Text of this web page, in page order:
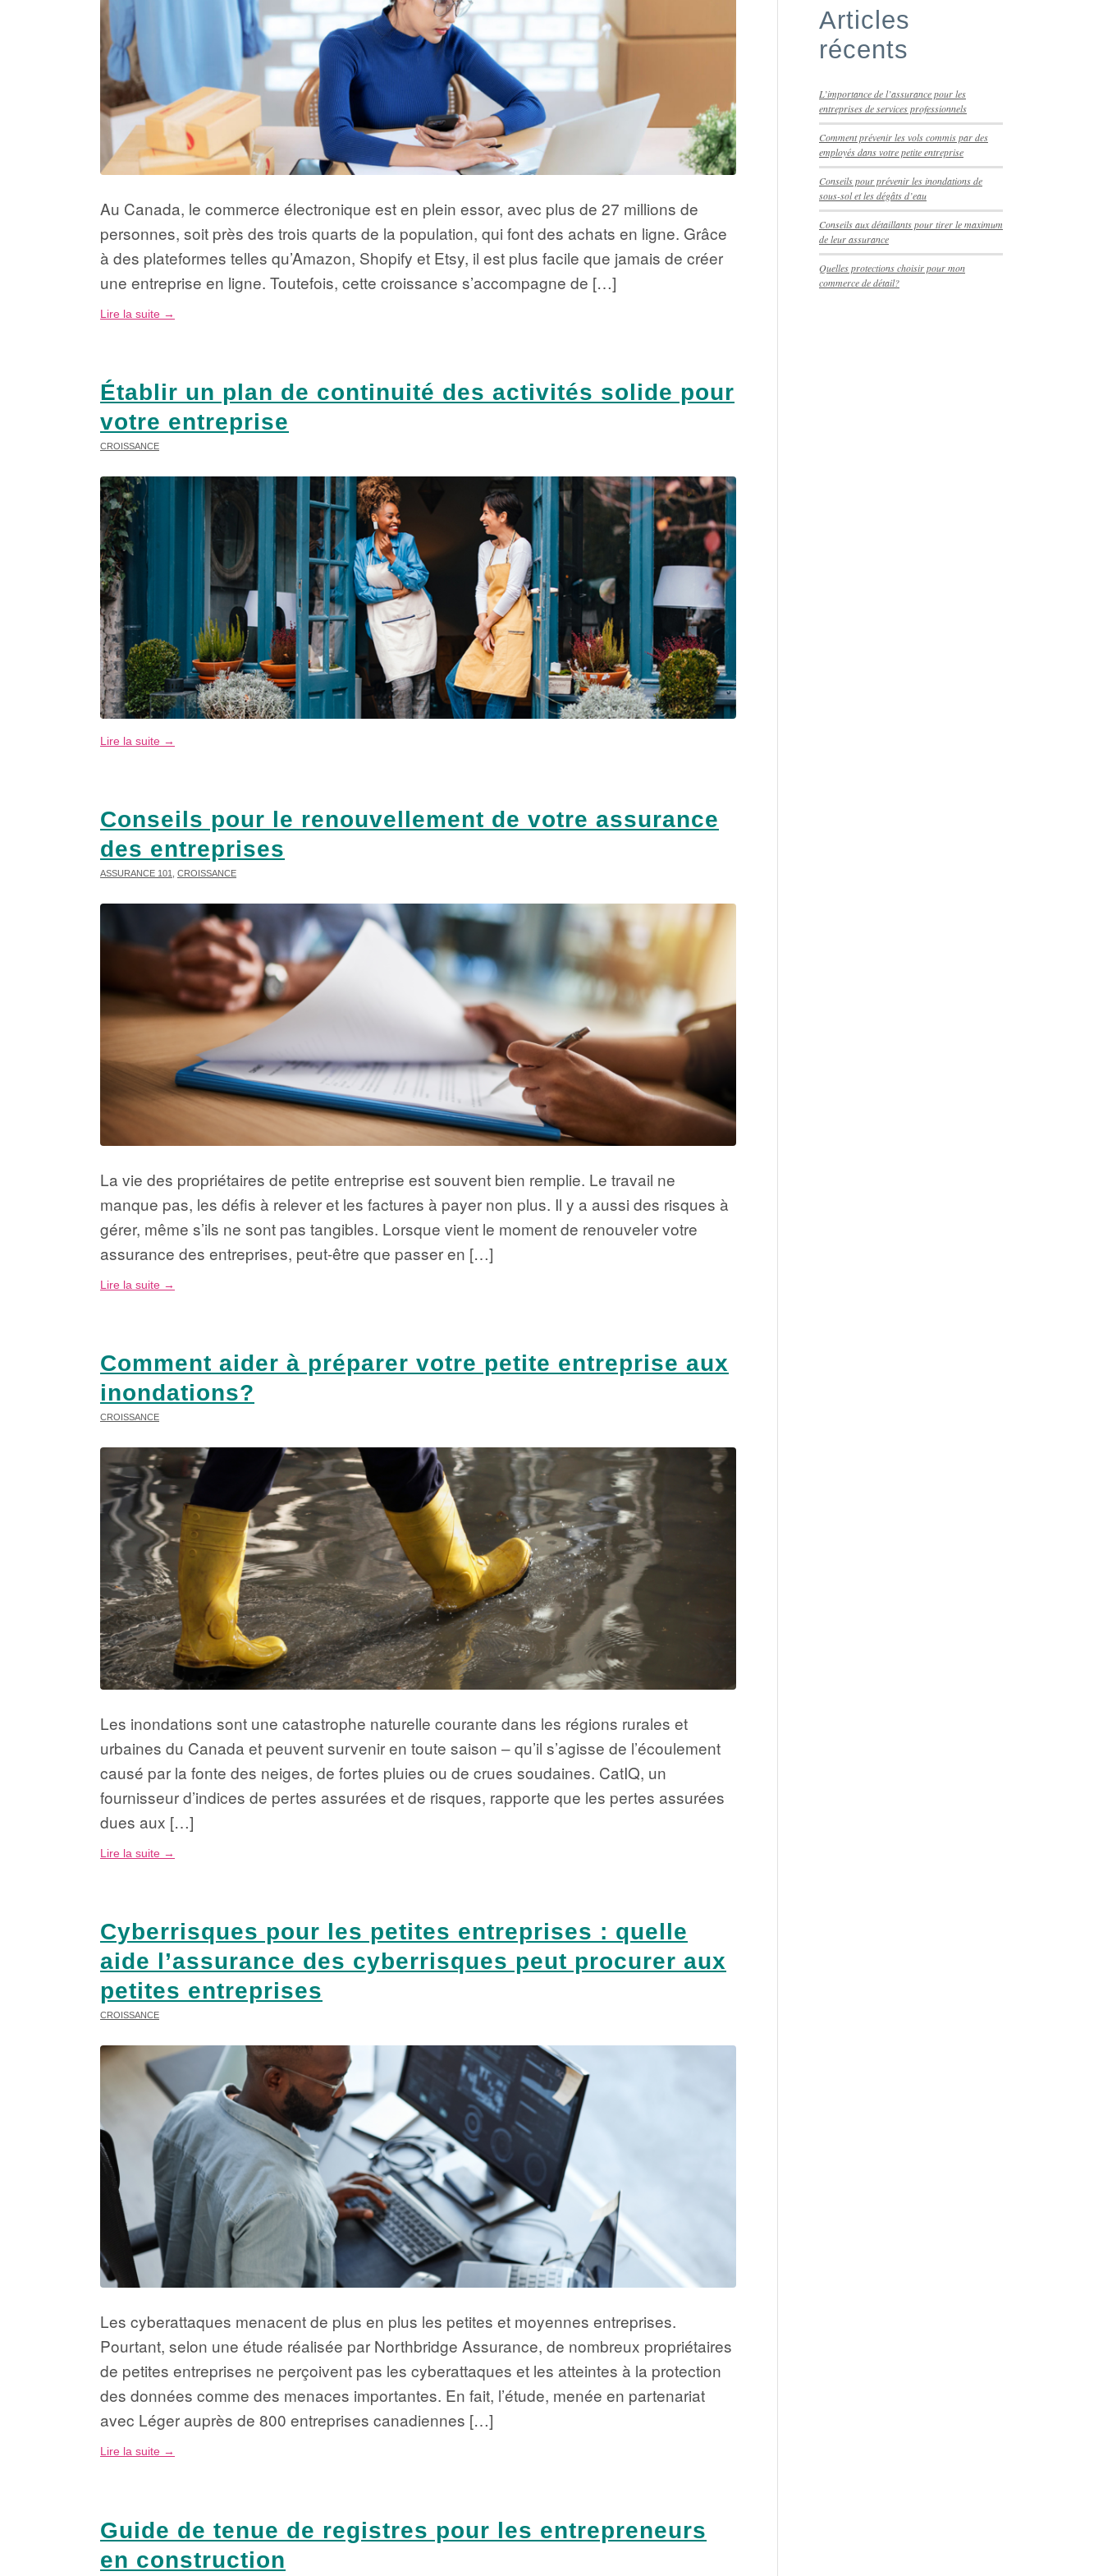
Au Canada, le commerce électronique est en plein essor, avec plus de 27 millions de
personnes, soit près des trois quarts de la population, qui font des achats en ligne. Grâce
à des plateformes telles qu’Amazon, Shopify et Etsy, il est plus facile que jamais de créer
une entreprise en ligne. Toutefois, cette croissance s’accompagne de […]
Lire la suite →
Établir un plan de continuité des activités solide pour
votre entreprise
CROISSANCE
Lire la suite →
Conseils pour le renouvellement de votre assurance
des entreprises
ASSURANCE 101 CROISSANCE
La vie des propriétaires de petite entreprise est souvent bien remplie. Le travail ne
manque pas, les défis à relever et les factures à payer non plus. Il y a aussi des risques à
gérer, même s’ils ne sont pas tangibles. Lorsque vient le moment de renouveler votre
assurance des entreprises, peut-être que passer en […]
Lire la suite →
Comment aider à préparer votre petite entreprise aux
inondations?
CROISSANCE
Les inondations sont une catastrophe naturelle courante dans les régions rurales et
urbaines du Canada et peuvent survenir en toute saison – qu’il s’agisse de l’écoulement
causé par la fonte des neiges, de fortes pluies ou de crues soudaines. CatIQ, un
fournisseur d’indices de pertes assurées et de risques, rapporte que les pertes assurées
dues aux […]
Lire la suite →
Cyberrisques pour les petites entreprises : quelle
aide l’assurance des cyberrisques peut procurer aux
petites entreprises
CROISSANCE
Les cyberattaques menacent de plus en plus les petites et moyennes entreprises.
Pourtant, selon une étude réalisée par Northbridge Assurance, de nombreux propriétaires
de petites entreprises ne perçoivent pas les cyberattaques et les atteintes à la protection
des données comme des menaces importantes. En fait, l’étude, menée en partenariat
avec Léger auprès de 800 entreprises canadiennes […]
Lire la suite →
Guide de tenue de registres pour les entrepreneurs
en construction
Articles
récents
L’importance de l’assurance pour les
entreprises de services professionnels
Comment prévenir les vols commis par des
employés dans votre petite entreprise
Conseils pour prévenir les inondations de
sous-sol et les dégâts d’eau
Conseils aux détaillants pour tirer le maximum
de leur assurance
Quelles protections choisir pour mon
commerce de détail?